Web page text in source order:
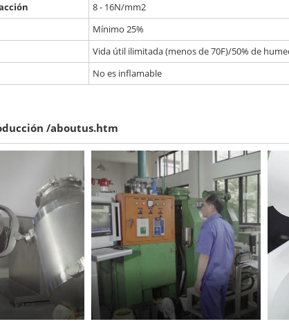
8 - 16N/mm2
Mínimo 25%
Vida útil ilimitada (menos de 70F)/50% de
No es inflamable
/aboutus.htm